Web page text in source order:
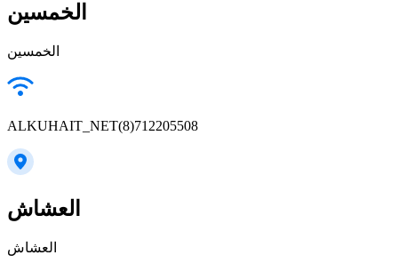
الخمسين
الخمسين
ALKUHAIT_NET(8)712205508
العشاش
العشاش